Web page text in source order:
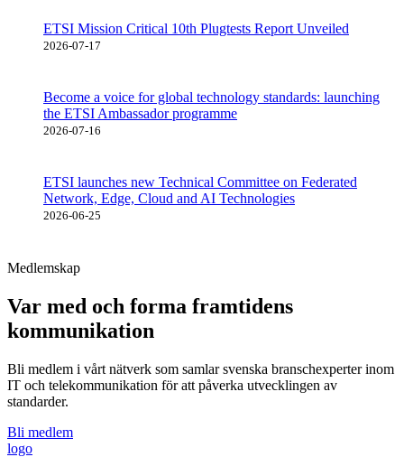
ETSI Mission Critical 10th Plugtests Report Unveiled
2026-07-17
Become a voice for global technology standards: launching
the ETSI Ambassador programme
2026-07-16
ETSI launches new Technical Committee on Federated
Network, Edge, Cloud and AI Technologies
2026-06-25
Medlemskap
Var med och forma framtidens
kommunikation
Bli medlem i vårt nätverk som samlar svenska branschexperter inom
IT och telekommunikation för att påverka utvecklingen av
standarder.
Bli medlem
logo